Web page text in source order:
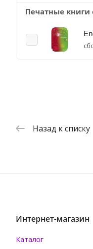
Печатные
Назад к списку
Интернет-магазин
Каталог